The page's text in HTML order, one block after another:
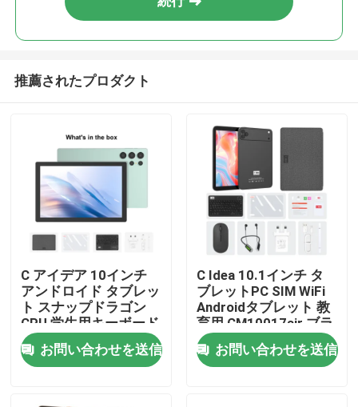
ホーム
推薦されたプロダクト
C アイデア 10インチ
アンドロイド タブレッ
ト スナップドラゴン
CPU 学生用キーボード
CM9000ultra Green
お問い合わせを送信
C Idea 10.1インチ タ
ブレットPC SIM WiFi
Androidタブレット 教
育用 CM10017air ブラ
ック
お問い合わせを送信